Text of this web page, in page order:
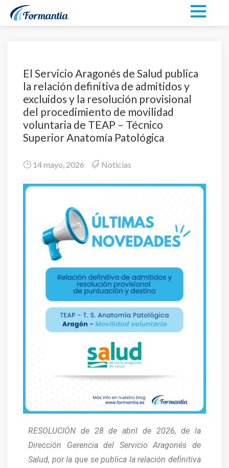
El Servicio Aragonés de Salud publica
la relación definitiva de admitidos y
excluidos y la resolución provisional
del procedimiento de movilidad
voluntaria de TEAP – Técnico
Superior Anatomía Patológica
14 mayo, 2026 Noticias
RESOLUCIÓN de 28 de abril de 2026, de la
Dirección Gerencia del Servicio Aragonés de
Salud, por la que se publica la relación definitiva